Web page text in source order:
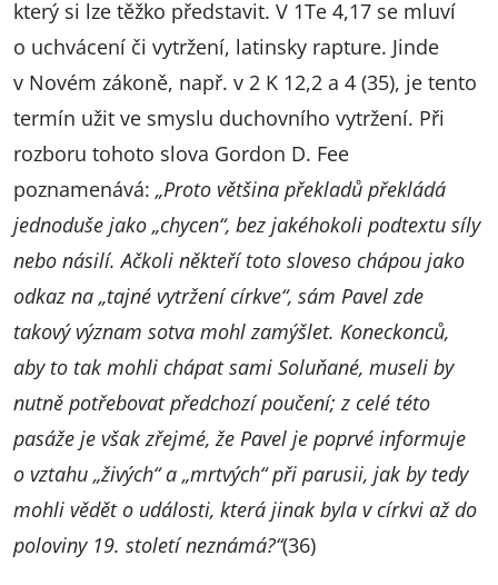
který si lze těžko představit. V 1Te 4,17 se mluví
o uchvácení či vytržení, latinsky rapture. Jinde
v Novém zákoně, např. v 2 K 12,2 a 4 (35), je tento
termín užit ve smyslu duchovního vytržení. Při
rozboru tohoto slova Gordon D. Fee
poznamenává: „Proto většina překladů překládá
jednoduše jako „chycen“, bez jakéhokoli podtextu síly
nebo násilí. Ačkoli někteří toto sloveso chápou jako
odkaz na „tajné vytržení církve“, sám Pavel zde
takový význam sotva mohl zamýšlet. Koneckonců,
aby to tak mohli chápat sami Soluňané, museli by
nutně potřebovat předchozí poučení; z celé této
pasáže je však zřejmé, že Pavel je poprvé informuje
o vztahu „živých“ a „mrtvých“ při parusii, jak by tedy
mohli vědět o události, která jinak byla v církvi až do
poloviny 19. století neznámá?“(36)